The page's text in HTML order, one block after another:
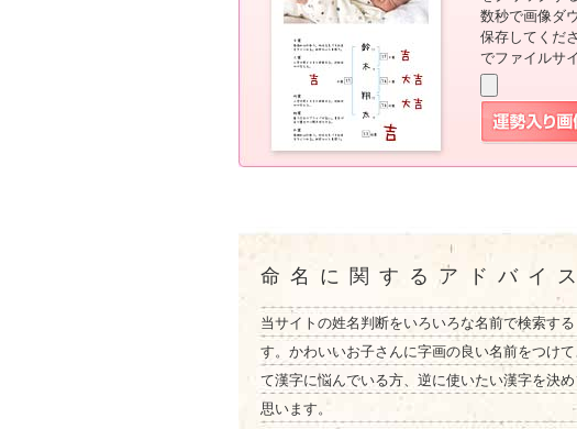
数秒で画像ダ
保存してくだ
でファイルサ
命名に関するアドバイス
当サイトの姓名判断をいろいろな名前で検索す
す。かわいいお子さんに字画の良い名前をつけ
て漢字に悩んでいる方、逆に使いたい漢字を決
思います。